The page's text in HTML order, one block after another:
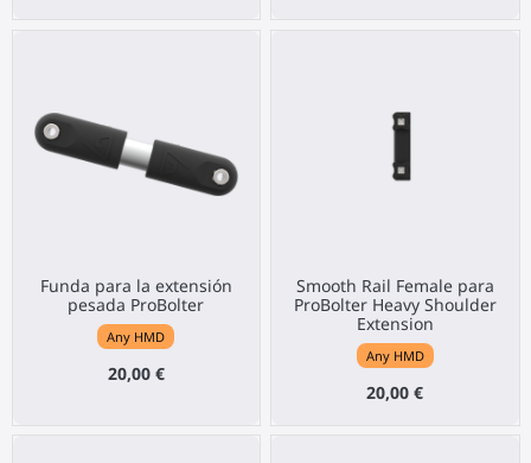
Funda para la extensión
pesada ProBolter
Any HMD
20,00 €
Smooth Rail Female para
ProBolter Heavy Shoulder
Extension
Any HMD
20,00 €